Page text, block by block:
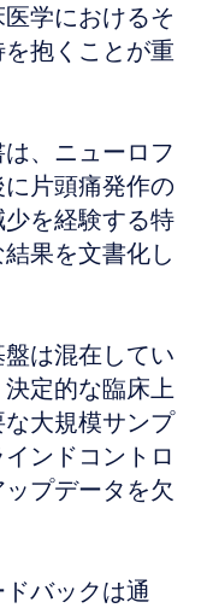
学におけるそ
抱くことが重
、ニューロフ
片頭痛発作の
を経験する特
果を文書化し
は混在してい
定的な臨床上
大規模サンプ
ンドコントロ
プデータを欠
バックは通